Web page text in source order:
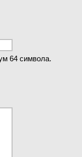
64 символа.